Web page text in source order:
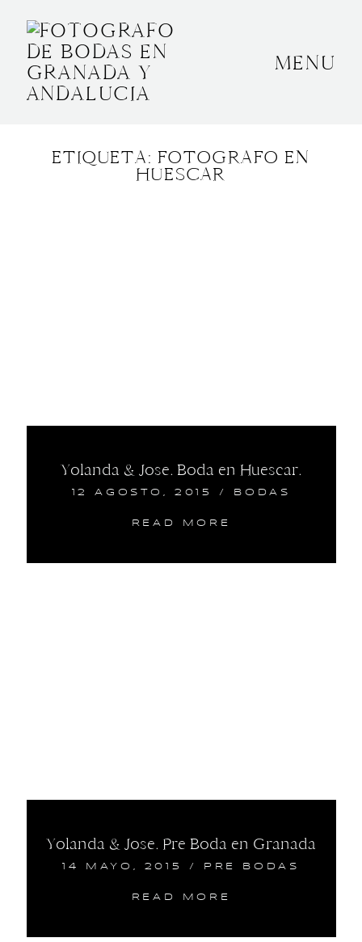
MENU
ETIQUETA: FOTOGRAFO EN
HUESCAR
Yolanda & Jose. Boda en Huescar.
12 AGOSTO, 2015 / BODAS
READ MORE
Yolanda & Jose. Pre Boda en Granada
14 MAYO, 2015 / PRE BODAS
READ MORE
BODAS